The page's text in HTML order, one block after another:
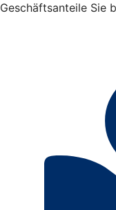
Geschäftsanteile Sie